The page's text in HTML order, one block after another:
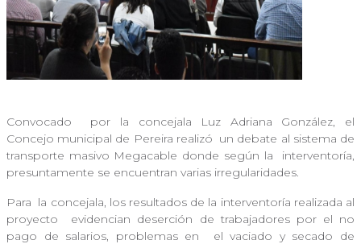
Convocado
por la concejala Luz Adriana González, el
Concejo municipal de Pereira realizó un debate al sistema de
transporte masivo Megacable donde según la
interventoría,
presuntamente se encuentran varias irregularidades.
Para la concejala, los resultados de la interventoría realizada al
proyecto
evidencian deserción de trabajadores por el no
pago de salarios, problemas en
el vaciado y secado de